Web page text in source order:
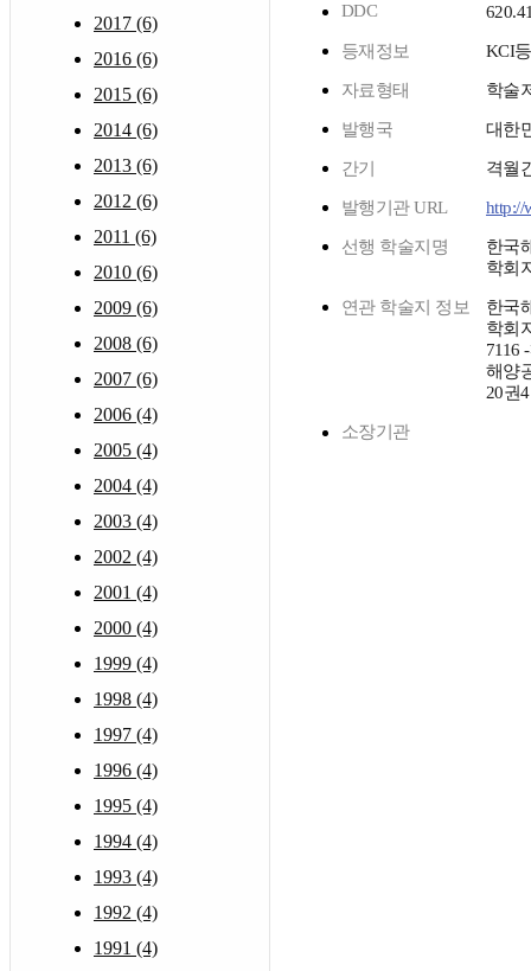
2017 (6)
2016 (6)
2015 (6)
2014 (6)
2013 (6)
2012 (6)
2011 (6)
2010 (6)
2009 (6)
2008 (6)
2007 (6)
2006 (4)
2005 (4)
2004 (4)
2003 (4)
2002 (4)
2001 (4)
2000 (4)
1999 (4)
1998 (4)
1997 (4)
1996 (4)
1995 (4)
1994 (4)
1993 (4)
1992 (4)
1991 (4)
DDC
등재정보 KCI
자료형태 학술
발행국 대한
간기 격월
발행기관 URL http://
선행 학술지명
한국
학회
연관 학술지 정보
한국
학회
7116
해양
20권
소장기관